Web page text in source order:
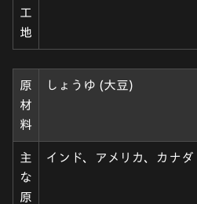
工
地
原
材
料
しょうゆ (大豆)
主
な
原
インド、アメリカ、カナダ